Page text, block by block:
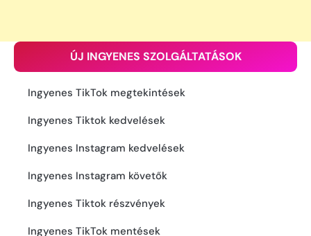
ÚJ INGYENES SZOLGÁLTATÁSOK
Ingyenes TikTok megtekintések
Ingyenes Tiktok kedvelések
Ingyenes Instagram kedvelések
Ingyenes Instagram követők
Ingyenes Tiktok részvények
Ingyenes TikTok mentések